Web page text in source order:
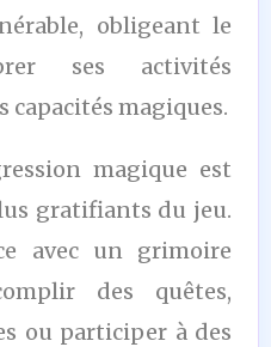
obligeant le
ses activités
capacités magiques.
magique est
gratifiants du jeu.
avec un grimoire
des quêtes,
ou participer à des